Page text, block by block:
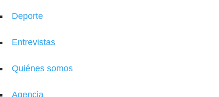
Deporte
Entrevistas
Quiénes somos
Agencia